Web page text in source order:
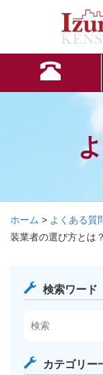
ホーム > よくある質
装業者の選び方とは？
検索ワード
カテゴリー